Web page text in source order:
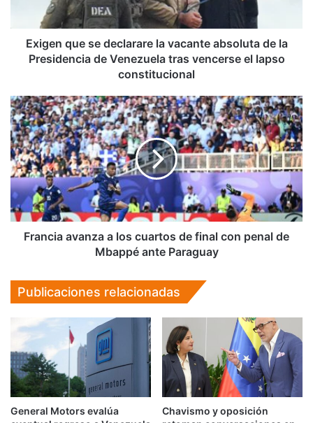
la
Presidencia
vencerse
el
lapso
constitucional
Exigen que se declarare la vacante absoluta de la
Presidencia de Venezuela tras vencerse el lapso
constitucional
Francia
avanza
a
los
cuartos
de
final
con
penal
Paraguay
Francia avanza a los cuartos de final con penal de
Mbappé ante Paraguay
Publicaciones relacionadas
General Motors evalúa
Chavismo y oposición